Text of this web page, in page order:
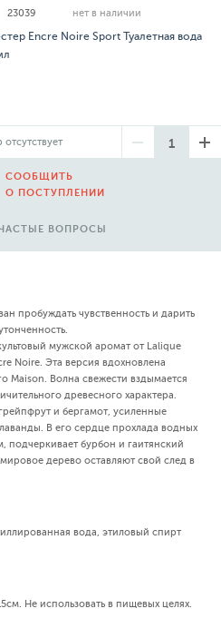
23039 нет в наличии
Encre Noire Sport Туалетная вода
отсутствует
СООБЩИТЬ
О ПОСТУПЛЕНИИ
ВОПРОСЫ
пробуждать чувственность и дарить
мужской аромат от Lalique
Noire. Эта версия вдохновлена
Maison. Волна свежести вздымается
древесного характера.
и бергамот, усиленные
В его сердце прохлада водных
подчеркивает бурбон и гаитянский
дерево оставляют свой след в
вода, этиловый спирт
Не использовать в пищевых целях.